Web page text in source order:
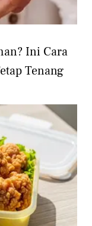
Ini Cara
Tenang